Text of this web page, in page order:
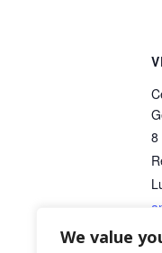
We value
8